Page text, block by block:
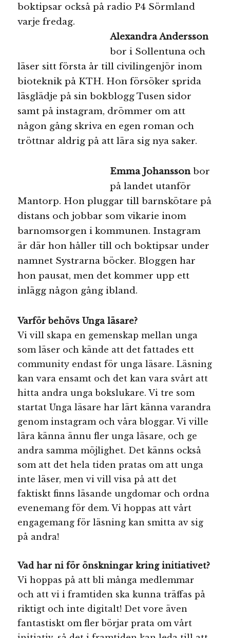
boktipsar också på radio P4 Sörmland
varje fredag.
Alexandra Andersson
bor i Sollentuna och
läser sitt första år till civilingenjör inom
bioteknik på KTH. Hon försöker sprida
läsglädje på sin bokblogg Tusen sidor
samt på instagram, drömmer om att
någon gång skriva en egen roman och
tröttnar aldrig på att lära sig nya saker.
Emma Johansson bor
på landet utanför
Mantorp. Hon pluggar till barnskötare på
distans och jobbar som vikarie inom
barnomsorgen i kommunen. Instagram
är där hon håller till och boktipsar under
namnet Systrarna böcker. Bloggen har
hon pausat, men det kommer upp ett
inlägg någon gång ibland.
Varför behövs Unga läsare?
Vi vill skapa en gemenskap mellan unga
som läser och kände att det fattades ett
community endast för unga läsare. Läsning
kan vara ensamt och det kan vara svårt att
hitta andra unga bokslukare. Vi tre som
startat Unga läsare har lärt känna varandra
genom instagram och våra bloggar. Vi ville
lära känna ännu fler unga läsare, och ge
andra samma möjlighet. Det känns också
som att det hela tiden pratas om att unga
inte läser, men vi vill visa på att det
faktiskt finns läsande ungdomar och ordna
evenemang för dem. Vi hoppas att vårt
engagemang för läsning kan smitta av sig
på andra!
Vad har ni för önskningar kring initiativet?
Vi hoppas på att bli många medlemmar
och att vi i framtiden ska kunna träffas på
riktigt och inte digitalt! Det vore även
fantastiskt om fler börjar prata om vårt